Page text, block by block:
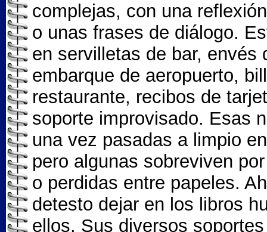
complejas, con una
o unas frases de diálogo.
en servilletas de bar,
embarque de aeropuerto,
restaurante, recibos de
soporte improvisado. Esas
una vez pasadas a limpio
pero algunas sobreviven
o perdidas entre papeles.
detesto dejar en los libros
ellos. Sus diversos